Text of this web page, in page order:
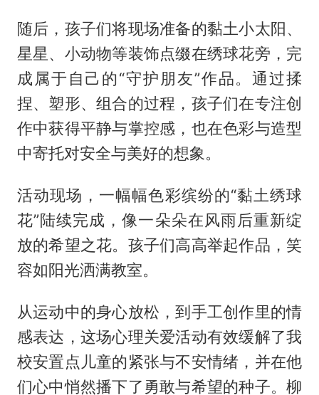
随后，孩子们将现场准备的黏土小太阳、
星星、小动物等装饰点缀在绣球花旁，完
成属于自己的“守护朋友”作品。通过揉
捏、塑形、组合的过程，孩子们在专注创
作中获得平静与掌控感，也在色彩与造型
中寄托对安全与美好的想象。
活动现场，一幅幅色彩缤纷的“黏土绣球
花”陆续完成，像一朵朵在风雨后重新绽
放的希望之花。孩子们高高举起作品，笑
容如阳光洒满教室。
从运动中的身心放松，到手工创作里的情
感表达，这场心理关爱活动有效缓解了我
校安置点儿童的紧张与不安情绪，并在他
们心中悄然播下了勇敢与希望的种子。柳